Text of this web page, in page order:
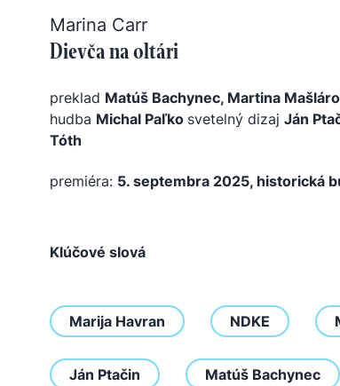
Marina Carr
Dievča na oltári
preklad Matúš Bachynec, Martina
hudba Michal Paľko svetelný dizaj Ján
Tóth
premiéra: 5. septembra 2025, historická
Klúčové slová
Marija Havran NDKE
Ján Ptačin Matúš Bachynec